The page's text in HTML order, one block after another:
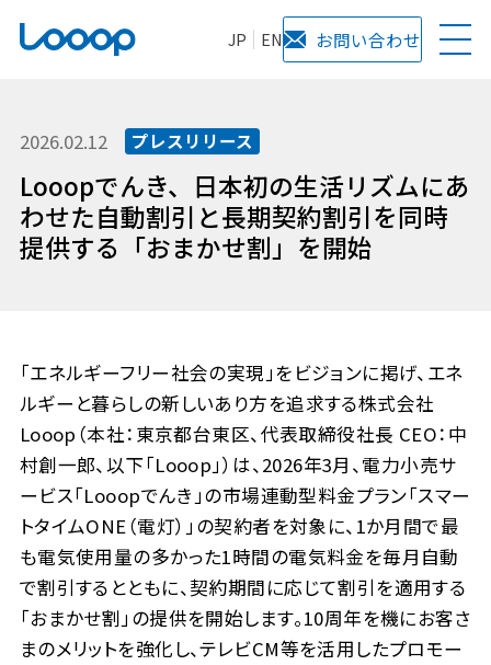
JP EN お問い合わせ
2026.02.12 プレスリリース
Looopでんき、日本初の生活リズムにあ
わせた自動割引と長期契約割引を同時
提供する「おまかせ割」を開始
「エネルギーフリー社会の実現」をビジョンに掲げ、エネ
ルギーと暮らしの新しいあり方を追求する株式会社
Looop（本社：東京都台東区、代表取締役社長 CEO：中
村創一郎、以下「Looop」）は、2026年3月、電力小売サ
ービス「Looopでんき」の市場連動型料金プラン「スマー
トタイムONE（電灯）」の契約者を対象に、1か月間で最
も電気使用量の多かった1時間の電気料金を毎月自動
で割引するとともに、契約期間に応じて割引を適用する
「おまかせ割」の提供を開始します。10周年を機にお客さ
まのメリットを強化し、テレビCM等を活用したプロモー